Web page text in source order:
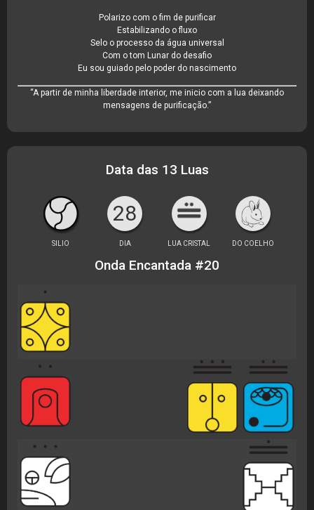
Polarizo com o fim de purificar
Estabilizando o fluxo
Selo o processo da água universal
Com o tom Lunar do desafio
Eu sou guiado pelo poder do nascimento
“A partir de minha liberdade interior, me inicio com a lua deixando
mensagens de purificação.”
Data das 13 Luas
28
SILIO DIA LUA CRISTAL DO COELHO
Onda Encantada #20